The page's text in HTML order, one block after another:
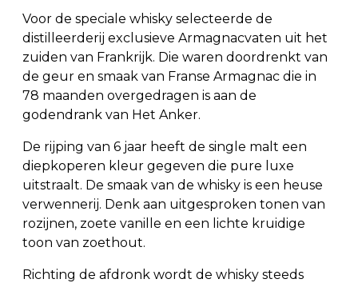
Voor de speciale whisky selecteerde de
distilleerderij exclusieve Armagnacvaten uit het
zuiden van Frankrijk. Die waren doordrenkt van
de geur en smaak van Franse Armagnac die in
78 maanden overgedragen is aan de
godendrank van Het Anker.
De rijping van 6 jaar heeft de single malt een
diepkoperen kleur gegeven die pure luxe
uitstraalt. De smaak van de whisky is een heuse
verwennerij. Denk aan uitgesproken tonen van
rozijnen, zoete vanille en een lichte kruidige
toon van zoethout.
Richting de afdronk wordt de whisky steeds